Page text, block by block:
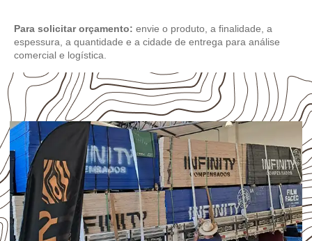
Para solicitar orçamento: envie o produto, a finalidade, a
espessura, a quantidade e a cidade de entrega para análise
comercial e logística.